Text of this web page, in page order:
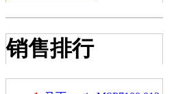
销售排行